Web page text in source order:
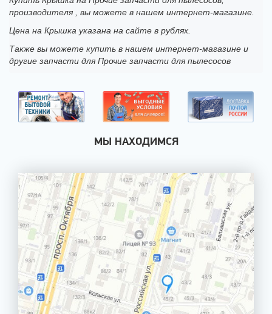
производителя , вы можете в нашем интернет-магазине.
Цена на Крышка указана на сайте в рублях.
Также вы можете купить в нашем интернет-магазине и
другие запчасти для Прочие запчасти для пылесосов
МЫ НАХОДИМСЯ